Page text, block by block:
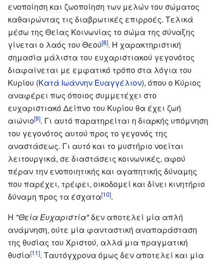
ενοποίηση και ζωοποίηση των μελών του σώματος
καθαιρώντας τις διαβρωτικές επιρροές. Τελικά
μέσω της Θείας Κοινωνίας το σώμα της σύναξης
γίνεται ο λαός του Θεού[8]. Η χαρακτηριστική
σημασία μάλιστα του ευχαριστιακού γεγονότος
διαφαίνεται με εμφατικό τρόπο στα λόγια του
Κυρίου (Κατά Ιωάννην Ευαγγέλιον), όπου ο Κύριος
αναφέρει πως όποιος συμμετέχει στο
ευχαριστιακό Δείπνο του Κυρίου θα έχει ζωή
αιώνιο[9]. Γι αυτό παρατηρείται η διαρκής υπόμνηση
του γεγονότος αυτού προς το γεγονός της
αναστάσεως. Γι αυτό και το μυστήριο νοείται
λειτουργικά, σε διαστάσεις κοινωνικές, αφού
πέραν την ενοποιητικής και αγαπητικής δύναμης
που παρέχει, τρέφει, οικοδομεί και δίνει κινητήριο
δύναμη προς τα έσχατα[10].
Η "Θεία Ευχαριστία"δεν αποτελεί μία απλή
ανάμνηση, ούτε μία φανταστική αναπαράσταση
της θυσίας του Χριστού, αλλά μια πραγματική
θυσία[11]. Ταυτόγχρονα όμως δεν αποτελεί και μία